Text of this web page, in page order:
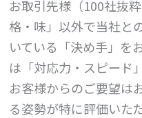
お取引先様（100社抜
格・味」以外で当社と
いている「決め手」を
は「対応力・スピード
お客様からのご要望は
る姿勢が特に評価いた